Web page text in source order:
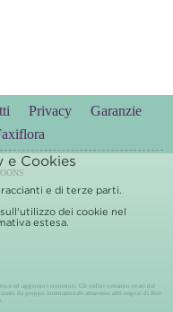
Privacy
Garanzie
ed aggiorna i contenuti. Gli ordini verranno evasi dal
da gruppo internazionale attraverso altri negozi di fiori
e Cookies
e di terze parti.
dei cookie nel
estesa.